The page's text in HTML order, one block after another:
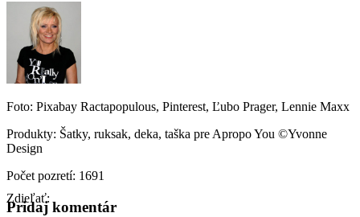
Foto: Pixabay Ractapopulous, Pinterest, Ľubo Prager, Lennie Maxx
Produkty: Šatky, ruksak, deka, taška pre Apropo You ©Yvonne
Design
Počet pozretí: 1691
Pridaj komentár